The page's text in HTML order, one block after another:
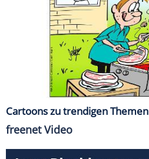
Cartoons zu trendigen Themen
freenet Video